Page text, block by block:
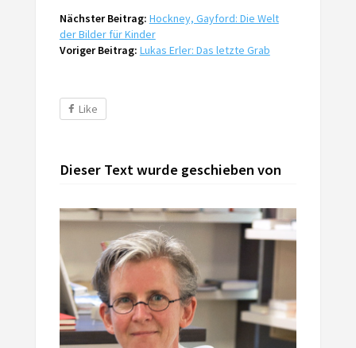
Nächster Beitrag: Hockney, Gayford: Die Welt
der Bilder für Kinder
Voriger Beitrag: Lukas Erler: Das letzte Grab
Like
Dieser Text wurde geschieben von